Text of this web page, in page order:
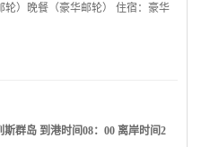
）晚餐（豪华邮轮） 住宿：豪华
群岛 到港时间08：00 离岸时间2